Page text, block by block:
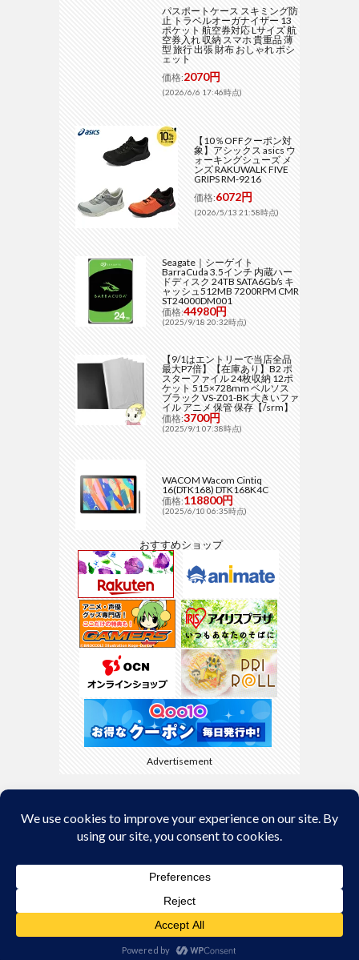
パスポートケース スキミング防
止 トラベルオーガナイザー 13
ポケット 航空券対応 Lサイズ 航
空券入れ 収納 スマホ 貴重品 薄
型 旅行 出張 財布 おしゃれ ポシ
ェット
価格:2070円
(2026/6/6 17:46時点)
【10％OFFクーポン対
象】アシックス asics ウ
ォーキングシューズ メ
ンズ RAKUWALK FIVE
GRIPS RM-9216
価格:6072円
(2026/5/13 21:58時点)
Seagate｜シーゲイト
BarraCuda 3.5インチ 内蔵ハー
ドディスク 24TB SATA6Gb/s キ
ャッシュ512MB 7200RPM CMR
ST24000DM001
価格:44980円
(2025/9/18 20:32時点)
【9/1はエントリーで当店全品
最大P7倍】【在庫あり】B2 ポ
スターファイル 24枚収納 12ポ
ケット 515×728mm ベルソス
ブラック VS-Z01-BK 大きいファ
イル アニメ 保管 保存【/srm】
価格:3700円
(2025/9/1 07:38時点)
WACOM Wacom Cintiq
16(DTK168) DTK168K4C
価格:118800円
(2025/6/10 06:35時点)
おすすめショップ
Advertisement
Back to Top
© Copyright 2026kyamaBlog